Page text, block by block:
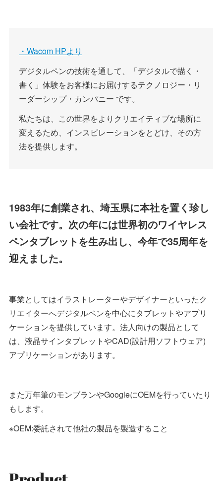
・Wacom HPより
デジタルペンの技術を通して、「デジタルで描く・
書く」体験をお客様にお届けするテクノロジー・リ
ーダーシップ・カンパニー です。
私たちは、この世界をよりクリエイティブな場所に
変えるため、インスピレーションをとどけ、その方
法を提供します。
1983年に創業され、埼玉県に本社を置く珍し
い会社です。次の年には世界初のワイヤレス
ペンタブレットを生み出し、今年で35周年を
迎えました。
事業としてはイラストレーターやデザイナーといったク
リエイターへデジタルペンを中心にタブレットやアプリ
ケーションを提供しています。法人向けの製品として
は、液晶サインタブレットやCAD(設計用ソフトウェア)
アプリケーションがあります。
また万年筆のモンブランやGoogleにOEMを行っていたり
もします。
※OEM:委託されて他社の製品を製造すること